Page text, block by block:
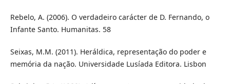
Rebelo, A. (2006). O verdadeiro carácter de D. Fernando, o
Infante Santo. Humanitas. 58
Seixas, M.M. (2011). Heráldica, representação do poder e
memória da nação. Universidade Lusíada Editora. Lisbon